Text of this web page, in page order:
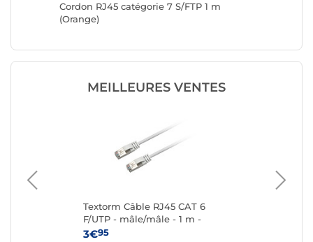
Cordon RJ45 catégorie 7 S/FTP 1 m
(Orange)
MEILLEURES VENTES
Textorm Câble RJ45 CAT 6
F/UTP - mâle/mâle - 1 m -
Blanc
3€95